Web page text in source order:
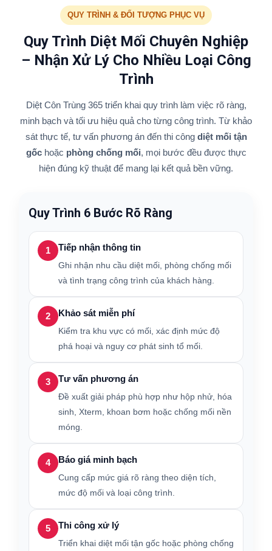
QUY TRÌNH & ĐỐI TƯỢNG PHỤC VỤ
Quy Trình Diệt Mối Chuyên Nghiệp
– Nhận Xử Lý Cho Nhiều Loại Công
Trình
Diệt Côn Trùng 365 triển khai quy trình làm việc rõ ràng,
minh bạch và tối ưu hiệu quả cho từng công trình. Từ khảo
sát thực tế, tư vấn phương án đến thi công diệt mối tận
gốchoặc phòng chống mối, mọi bước đều được thực
hiện đúng kỹ thuật để mang lại kết quả bền vững.
Quy Trình 6 Bước Rõ Ràng
1 Tiếp nhận thông tin
Ghi nhận nhu cầu diệt mối, phòng chống mối
và tình trạng công trình của khách hàng.
2 Khảo sát miễn phí
Kiểm tra khu vực có mối, xác định mức độ
phá hoại và nguy cơ phát sinh tổ mối.
3 Tư vấn phương án
Đề xuất giải pháp phù hợp như hộp nhử, hóa
sinh, Xterm, khoan bơm hoặc chống mối nền
móng.
4 Báo giá minh bạch
Cung cấp mức giá rõ ràng theo diện tích,
mức độ mối và loại công trình.
5 Thi công xử lý
Triển khai diệt mối tận gốc hoặc phòng chống